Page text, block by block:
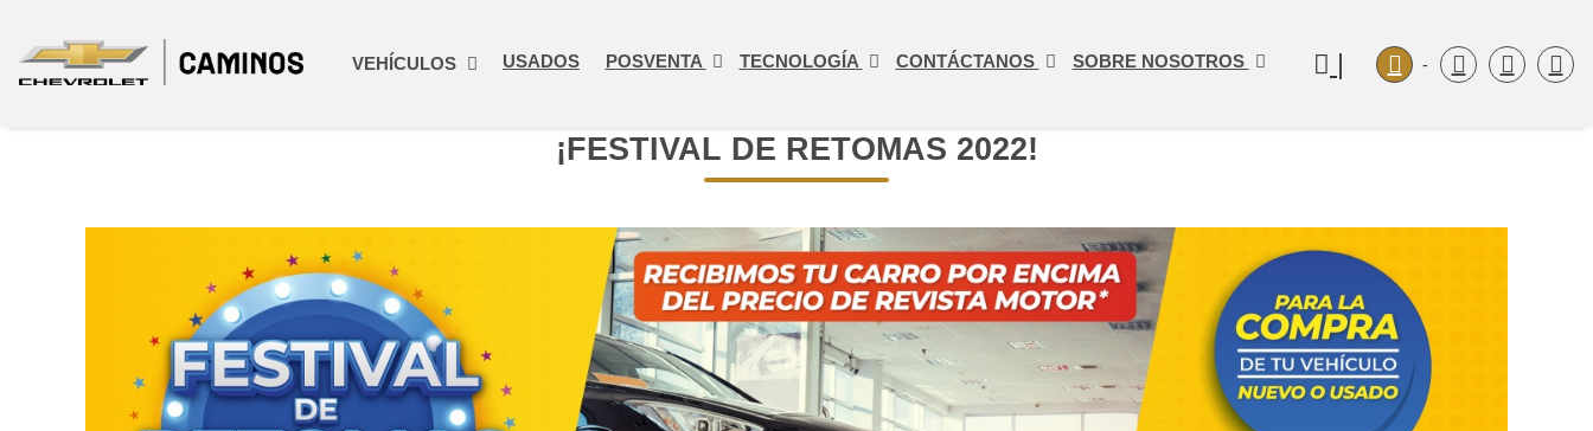
VEHÍCULOS USADOS POSVENTA TECNOLOGÍA CONTÁCTANOS SOBRE NOSOTROS | -
¡FESTIVAL DE RETOMAS 2022!